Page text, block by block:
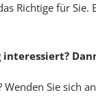
Richtige für
Wenden Sie sich